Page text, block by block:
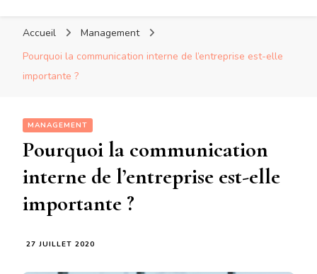
Accueil
Management
Pourquoi la communication interne de l’entreprise est-elle
importante ?
MANAGEMENT
Pourquoi la communication
interne de l’entreprise est-elle
importante ?
27 JUILLET 2020